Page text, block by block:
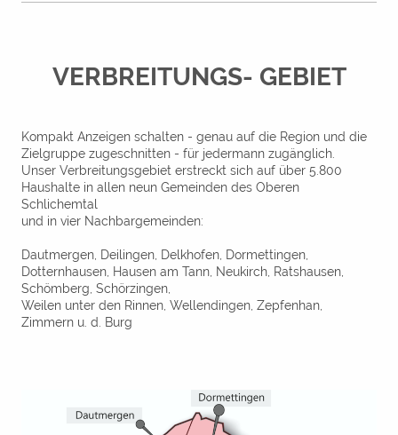
VERBREITUNGS- GEBIET
Kompakt Anzeigen schalten - genau auf die Region und die
Zielgruppe zugeschnitten - für jedermann zugänglich.
Unser Verbreitungsgebiet erstreckt sich auf über 5.800
Haushalte in allen neun Gemeinden des Oberen
Schlichemtal
und in vier Nachbargemeinden:
Dautmergen, Deilingen, Delkhofen, Dormettingen,
Dotternhausen, Hausen am Tann, Neukirch, Ratshausen,
Schömberg, Schörzingen,
Weilen unter den Rinnen, Wellendingen, Zepfenhan,
Zimmern u. d. Burg